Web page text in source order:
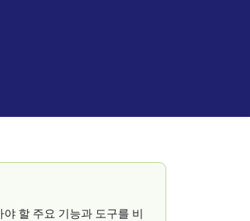
할 주요 기능과 도구를 비